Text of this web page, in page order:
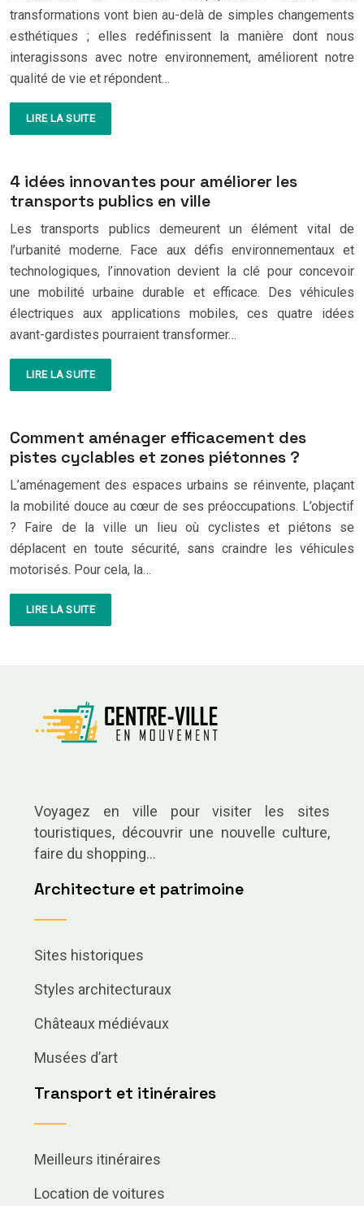
transformations vont bien au-delà de simples changements
esthétiques ; elles redéfinissent la manière dont nous
interagissons avec notre environnement, améliorent notre
qualité de vie et répondent…
LIRE LA SUITE
4 idées innovantes pour améliorer les
transports publics en ville
Les transports publics demeurent un élément vital de
l’urbanité moderne. Face aux défis environnementaux et
technologiques, l’innovation devient la clé pour concevoir
une mobilité urbaine durable et efficace. Des véhicules
électriques aux applications mobiles, ces quatre idées
avant-gardistes pourraient transformer…
LIRE LA SUITE
Comment aménager efficacement des
pistes cyclables et zones piétonnes ?
L’aménagement des espaces urbains se réinvente, plaçant
la mobilité douce au cœur de ses préoccupations. L’objectif
? Faire de la ville un lieu où cyclistes et piétons se
déplacent en toute sécurité, sans craindre les véhicules
motorisés. Pour cela, la…
LIRE LA SUITE
Voyagez en ville pour visiter les sites
touristiques, découvrir une nouvelle culture,
faire du shopping…
Architecture et patrimoine
Sites historiques
Styles architecturaux
Châteaux médiévaux
Musées d’art
Transport et itinéraires
Meilleurs itinéraires
Location de voitures